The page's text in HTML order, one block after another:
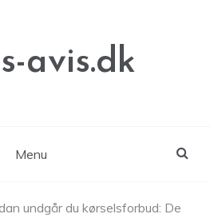
avis.dk
Menu
undgår du kørselsforbud: De